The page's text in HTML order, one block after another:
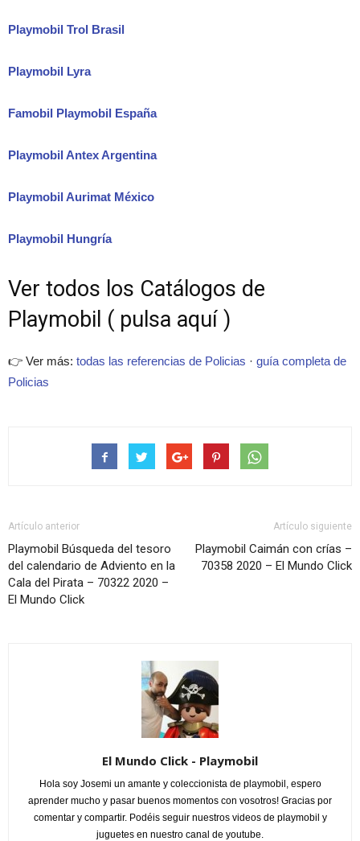
Playmobil Trol Brasil
Playmobil Lyra
Famobil Playmobil España
Playmobil Antex Argentina
Playmobil Aurimat México
Playmobil Hungría
Ver todos los Catálogos de
Playmobil ( pulsa aquí )
👉 Ver más: todas las referencias de Policias · guía completa de
Policias
Artículo anterior
Playmobil Búsqueda del tesoro
del calendario de Adviento en la
Cala del Pirata – 70322 2020 –
El Mundo Click
Artículo siguiente
Playmobil Caimán con crías –
70358 2020 – El Mundo Click
El Mundo Click - Playmobil
Hola soy Josemi un amante y coleccionista de playmobil, espero
aprender mucho y pasar buenos momentos con vosotros! Gracias por
comentar y compartir. Podéis seguir nuestros videos de playmobil y
juguetes en nuestro canal de youtube.